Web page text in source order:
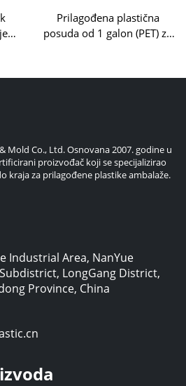
Prilagođena plastična
posuda od 1 galon (PET) za
Mold Co., Ltd. Osnovana 2007. godine u
proizvođač koji se specijalizirao
kraja za prilagođene plastike ambalaže.
Industrial Area, NanYue
LongGang District,
Province, China